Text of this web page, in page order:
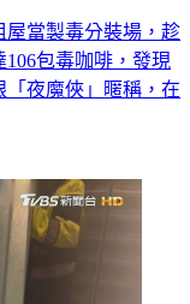
屋當製毒分裝場，趁
包毒咖啡，發現
夜魔俠」暱稱，在